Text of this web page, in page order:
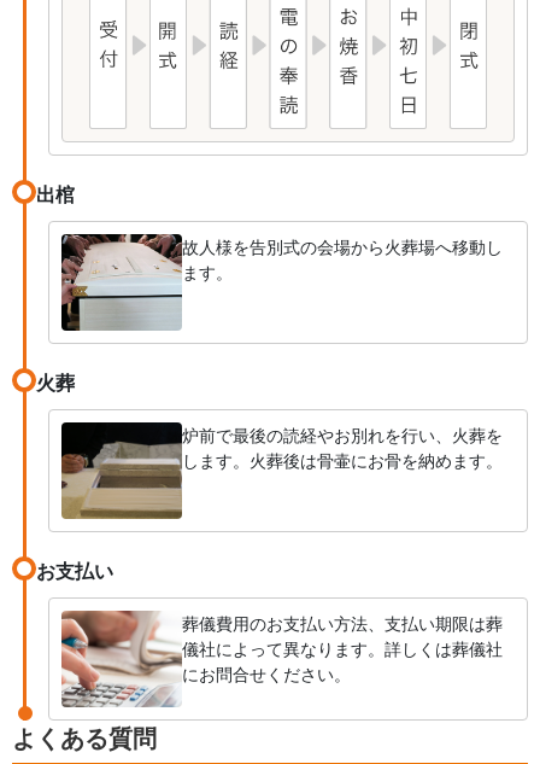
出棺
故人様を告別式の会場から火葬場へ移動し
ます。
火葬
炉前で最後の読経やお別れを行い、火葬を
します。火葬後は骨壷にお骨を納めます。
お支払い
葬儀費用のお支払い方法、支払い期限は葬
儀社によって異なります。詳しくは葬儀社
にお問合せください。
よくある質問